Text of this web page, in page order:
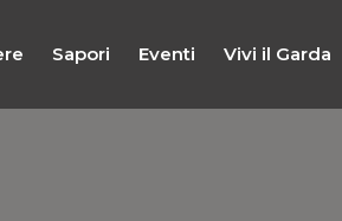
Sapori Eventi Vivi il Garda